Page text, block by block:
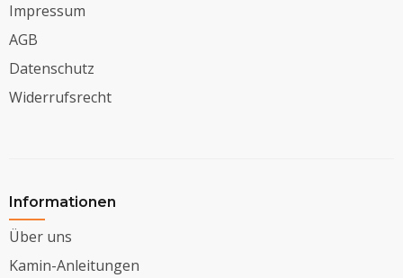
Impressum
AGB
Datenschutz
Widerrufsrecht
Informationen
Über uns
Kamin-Anleitungen